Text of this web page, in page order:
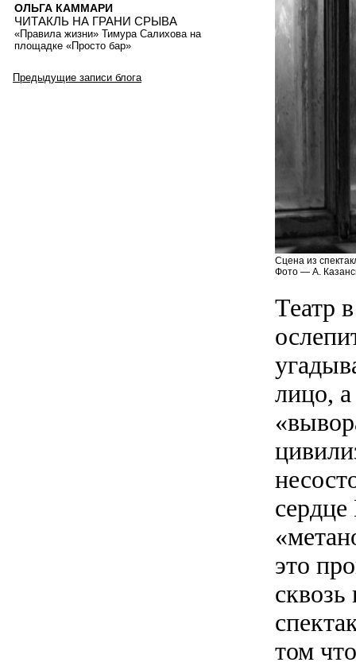
Сцена из
Фото — А.
Театр
лицо,
это
том
ОЛЬГА КАММАРИ
ЧИТАКЛЬ НА ГРАНИ СРЫВА
«Правила жизни» Тимура Салихова на
площадке «Просто бар»
Предыдущие записи блога